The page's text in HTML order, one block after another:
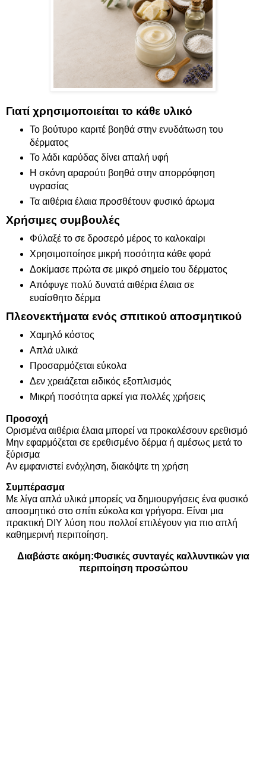
Γιατί χρησιμοποιείται το κάθε υλικό
Το βούτυρο καριτέ βοηθά στην ενυδάτωση του
δέρματος
Το λάδι καρύδας δίνει απαλή υφή
Η σκόνη αραρούτι βοηθά στην απορρόφηση
υγρασίας
Τα αιθέρια έλαια προσθέτουν φυσικό άρωμα
Χρήσιμες συμβουλές
Φύλαξέ το σε δροσερό μέρος το καλοκαίρι
Χρησιμοποίησε μικρή ποσότητα κάθε φορά
Δοκίμασε πρώτα σε μικρό σημείο του δέρματος
Απόφυγε πολύ δυνατά αιθέρια έλαια σε
ευαίσθητο δέρμα
Πλεονεκτήματα ενός σπιτικού αποσμητικού
Χαμηλό κόστος
Απλά υλικά
Προσαρμόζεται εύκολα
Δεν χρειάζεται ειδικός εξοπλισμός
Μικρή ποσότητα αρκεί για πολλές χρήσεις
Προσοχή
Ορισμένα αιθέρια έλαια μπορεί να προκαλέσουν ερεθισμό
Μην εφαρμόζεται σε ερεθισμένο δέρμα ή αμέσως μετά το
ξύρισμα
Αν εμφανιστεί ενόχληση, διακόψτε τη χρήση
Συμπέρασμα
Με λίγα απλά υλικά μπορείς να δημιουργήσεις ένα φυσικό
αποσμητικό στο σπίτι εύκολα και γρήγορα. Είναι μια
πρακτική DIY λύση που πολλοί επιλέγουν για πιο απλή
καθημερινή περιποίηση.
Διαβάστε ακόμη:Φυσικές συνταγές καλλυντικών για
περιποίηση προσώπου